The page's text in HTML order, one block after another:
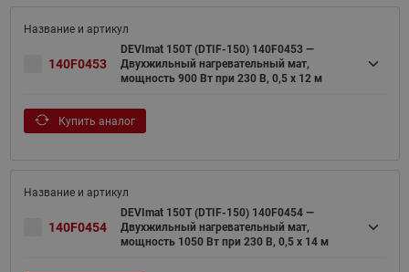
140F0453
DEVImat 150T (DTIF-150) 140F0453 —
Двухжильный нагревательный мат,
мощность 900 Вт при 230 В, 0,5 х 12 м
Купить аналог
140F0454
DEVImat 150T (DTIF-150) 140F0454 —
Двухжильный нагревательный мат,
мощность 1050 Вт при 230 В, 0,5 х 14 м